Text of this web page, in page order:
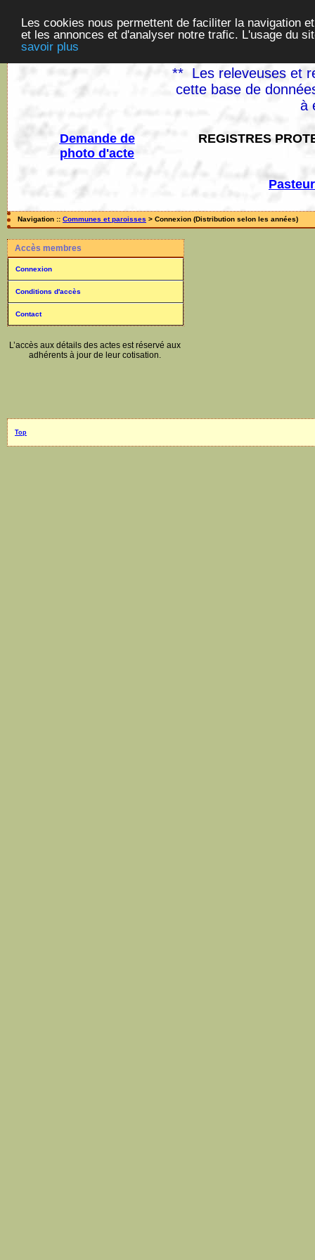
Les cookies nous permettent de faciliter la navigation
et les annonces et d'analyser notre trafic. L'usage du
savoir plus
** Les releveuses et
cette base de
à
Demande de
photo d'acte
REGISTRES
Navigation :: Communes et paroisses > Connexion (Distribution selon les années)
Accès membres
Connexion
Conditions d'accès
Contact
L’accès aux détails des actes est réservé aux
adhérents à jour de leur cotisation.
Top